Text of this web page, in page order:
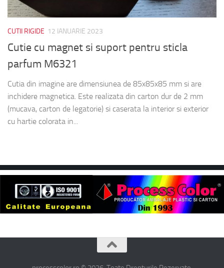
CUTII RIGIDE 12 IANUARIE 2023
Cutie cu magnet si suport pentru sticla
parfum M6321
Cutia din imagine are dimensiunea de 85x85x85 mm si are
inchidere magnetica. Este realizata din carton dur de 2 mm
(mucava, carton de legatorie) si caserata la interior si exterior
cu hartie colorata in...